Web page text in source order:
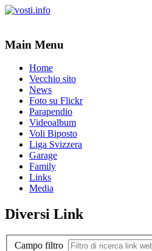
Main Menu
Home
Vecchio sito
News
Foto su Flickr
Parapendio
Videoalbum
Voli Biposto
Liga Svizzera
Garage
Family
Links
Media
Diversi Link
Campo filtro